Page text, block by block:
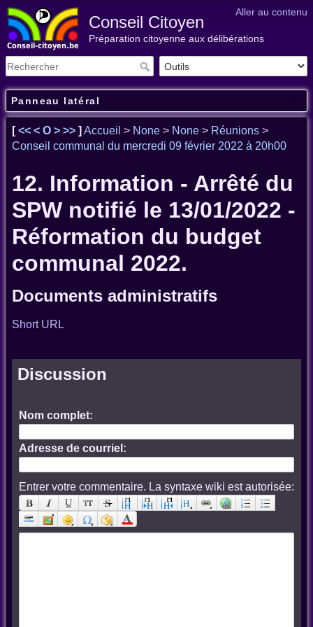
Aller au contenu
Conseil Citoyen
Préparation citoyenne aux délibérations
Panneau latéral
[<< < O > >> ] Accueil > None > None > Réunions >
Conseil communal du mercredi 09 février 2022 à 20h00
12. Information - Arrêté du
SPW notifié le 13/01/2022 -
Réformation du budget
communal 2022.
Documents administratifs
Short URL
Discussion
Nom complet:
Adresse de courriel:
Entrer votre commentaire. La syntaxe wiki est autorisée: